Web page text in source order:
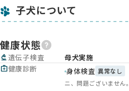
子犬について
健康状態
biotech 遺伝子検査
母犬実施
medical_services健康診断 身体検査 異常なし
ニ、問題ございません。